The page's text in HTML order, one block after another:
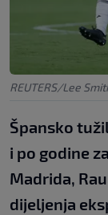
REUTERS/Lee
Špansko
i po godine
Madrida,
dijeljenja